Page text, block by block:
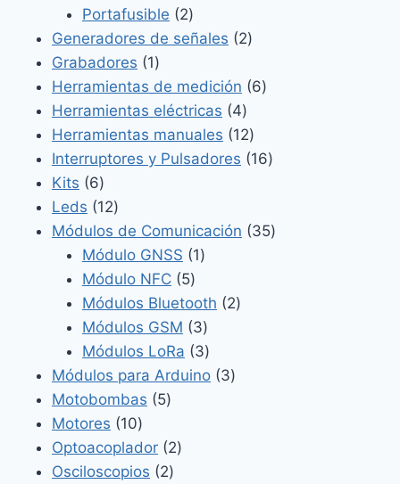
Portafusible 22
productos
Generadores de señales 22
Grabadores 11
producto
Herramientas de medición 66
Herramientas eléctricas 44
productos
Herramientas manuales 1212
productos
Interruptores y Pulsadores 1616
Kits 66
productos
Leds 1212
productos
Módulos de Comunicación 3535
Módulo GNSS 11
Módulo NFC 55
productos
Módulos Bluetooth 22
Módulos GSM 33
productos
Módulos LoRa 33
productos
Módulos para Arduino 33
Motobombas 55
Motores 1010
productos
Optoacoplador 22
Osciloscopios 22